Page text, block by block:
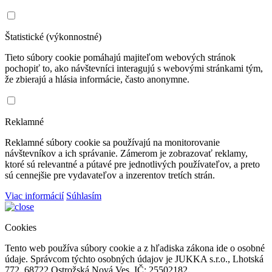
Štatistické (výkonnostné)
Tieto súbory cookie pomáhajú majiteľom webových stránok
pochopiť to, ako návštevníci interagujú s webovými stránkami tým,
že zbierajú a hlásia informácie, často anonymne.
Reklamné
Reklamné súbory cookie sa používajú na monitorovanie
návštevníkov a ich správanie. Zámerom je zobrazovať reklamy,
ktoré sú relevantné a pútavé pre jednotlivých používateľov, a preto
sú cennejšie pre vydavateľov a inzerentov tretích strán.
Viac informácií Súhlasím
Cookies
Tento web používa súbory cookie a z hľadiska zákona ide o osobné
údaje. Správcom týchto osobných údajov je JUKKA s.r.o., Lhotská
772, 68722 Ostrožská Nová Ves, IČ: 25502182.